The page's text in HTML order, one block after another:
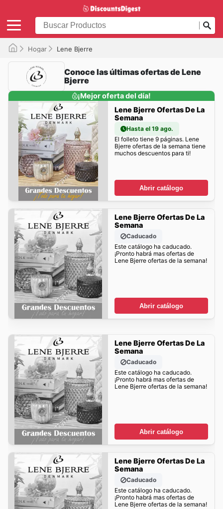
Hogar Lene Bjerre
Conoce las últimas ofertas de Lene
Bjerre
¡Mejor oferta del día!
Lene Bjerre Ofertas De La
Semana
Hasta el 19 ago.
El folleto tiene 9 páginas. Lene
Bjerre ofertas de la semana tiene
muchos descuentos para ti!
Abrir catálogo
Lene Bjerre Ofertas De La
Semana
Caducado
Este catálogo ha caducado.
¡Pronto habrá mas ofertas de
Lene Bjerre ofertas de la semana!
Abrir catálogo
Lene Bjerre Ofertas De La
Semana
Caducado
Este catálogo ha caducado.
¡Pronto habrá mas ofertas de
Lene Bjerre ofertas de la semana!
Abrir catálogo
Lene Bjerre Ofertas De La
Semana
Caducado
Este catálogo ha caducado.
¡Pronto habrá mas ofertas de
Lene Bjerre ofertas de la semana!